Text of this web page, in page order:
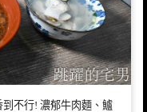
不行! 濃郁牛肉麵、鱸